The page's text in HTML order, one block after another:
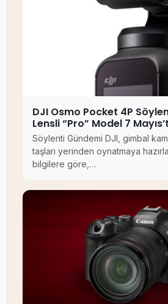
DJI Osmo Pocket 4P
Lensli “Pro” Model 7
Söylenti Gündemi DJI, gimbal
taşları yerinden oynatmaya
bilgilere göre,…